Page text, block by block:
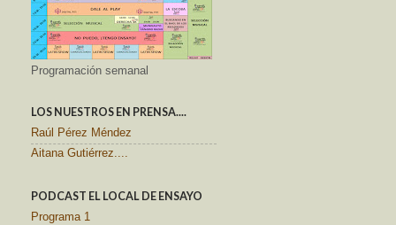
Programación semanal
LOS NUESTROS EN PRENSA....
Raúl Pérez Méndez
Aitana Gutiérrez....
PODCAST EL LOCAL DE ENSAYO
Programa 1